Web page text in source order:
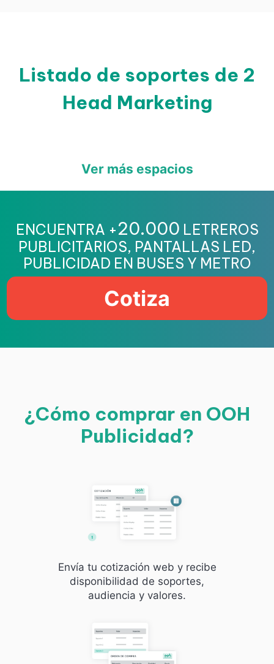
Listado de soportes de 2
Head Marketing
Ver más espacios
ENCUENTRA +20.000 LETREROS
PUBLICITARIOS, PANTALLAS LED,
PUBLICIDAD EN BUSES Y METRO
Cotiza
¿Cómo comprar en OOH
Publicidad?
Envía tu cotización web y recibe
disponibilidad de soportes,
audiencia y valores.